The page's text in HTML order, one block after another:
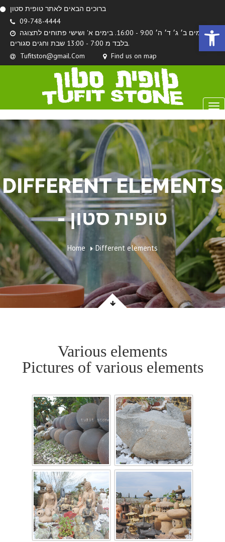
ברוכים הבאים לאתר טופית סטון
09-748-4444
בימים ב׳ ג׳ ד׳ ה׳ 9:00 - 16:00. בימים א' ושישי פתוחים לתצוגה
בלבד מ 7:00 - 13:00 שבת וחגים סגורים.
Tufitston@gmail.Com
Find us on map
DIFFERENT ELEMENTS
- טופית סטון
Home Different elements
Various elements
Pictures of various elements